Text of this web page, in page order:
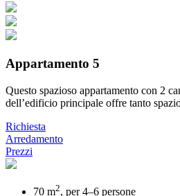
Appartamento 5
Questo spazioso appartamento con 2
dell’edificio principale offre tanto
Richiesta
Arredamento
Prezzi
70 m2, per 4–6 persone